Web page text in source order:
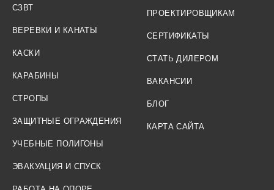
СЗВТ
ВЕРЕВКИ И КАНАТЫ
КАСКИ
КАРАБИНЫ
СТРОПЫ
ЗАЩИТНЫЕ ОГРАЖДЕНИЯ
УЧЕБНЫЕ ПОЛИГОНЫ
ЭВАКУАЦИЯ И СПУСК
ПРОЕКТИРОВЩИКАМ
СЕРТИФИКАТЫ
СТАТЬ ДИЛЕРОМ
ВАКАНСИИ
БЛОГ
КАРТА САЙТА